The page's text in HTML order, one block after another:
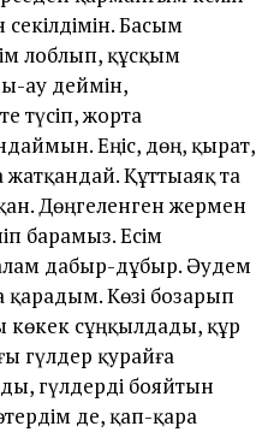
Басым
лоблып, құсқым
ау деймін,
түсіп, жорта
Еңіс, дөң, қырат,
Құттыаяқ та
Дөңгеленген жермен
барамыз. Есім
дабыр-дұбыр. Әудем
Көзі бозарып
көкек сұңқылдады, құр
гүлдер қурайға
гүлдерді бояйтын
де, қап-қара